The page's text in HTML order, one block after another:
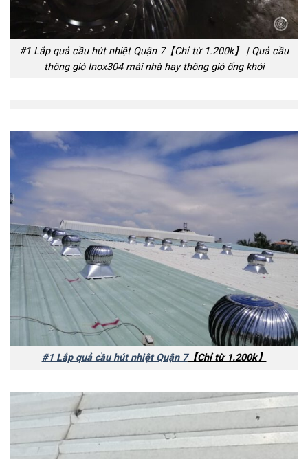
#1 Lắp quả cầu hút nhiệt Quận 7【Chỉ từ 1.200k】 | Quả cầu
thông gió Inox304 mái nhà hay thông gió ống khói
#1 Lắp quả cầu hút nhiệt Quận 7【Chỉ từ 1.200k】